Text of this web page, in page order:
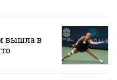
вышла в